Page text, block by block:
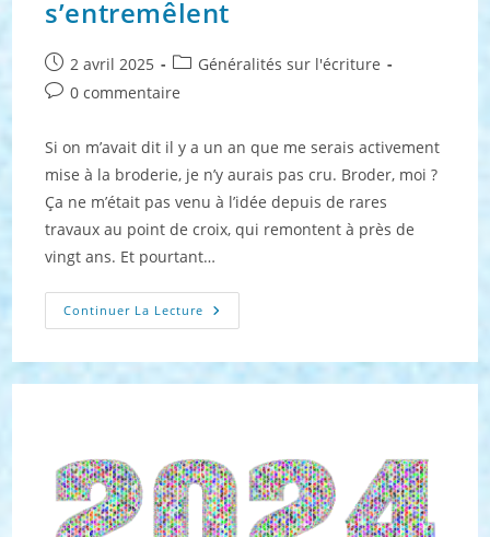
s’entremêlent
Publication
publiée :
2 avril 2025
Post
category:
Généralités sur l'écriture
Commentaires
la
publication :
0 commentaire
Si on m’avait dit il y a un an que me serais activement
mise à la broderie, je n’y aurais pas cru. Broder, moi ?
Ça ne m’était pas venu à l’idée depuis de rares
travaux au point de croix, qui remontent à près de
vingt ans. Et pourtant…
Continuer La Lecture Quand
Broderie
S’entremêlent